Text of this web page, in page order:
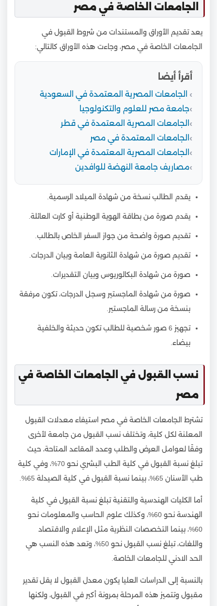
الجامعات الخاصة في مصر
يعد تقديم الأوراق والمستندات من شروط القبول في
الجامعات الخاصة في مصر، وجاءت هذه الأوراق كالتالي:
أقرأ أيضا
الجامعات المصرية المعتمدة في السعودية
جامعة مصر للعلوم والتكنولوجيا
الجامعات المصرية المعتمدة في قطر
الجامعات المعتمدة في مصر
الجامعات المصرية المعتمدة في الإمارات
مصاريف جامعة النهضة للوافدين
يقدم الطالب نسخة من شهادة الميلاد الرسمية.
يقدم صورة من بطاقة الهوية الوطنية أو كارت العائلة.
تقديم صورة واضحة من جواز السفر الخاص بالطالب.
تقديم صورة من شهادة الثانوية العامة وبيان الدرجات.
صورة من شهادة البكالوريوس وبيان التقديرات.
صورة من شهادة الماجستير وسجل الدرجات، تكون مرفقة
بنسخة من رسالة الماجستير.
تجهيز 6 صور شخصية للطالب تكون حديثة والخلفية
بيضاء.
نسب القبول في الجامعات الخاصة في
مصر
تشترط الجامعات الخاصة في مصر استيفاء معدلات القبول
المعلنة لكل كلية، وتختلف نسب القبول من جامعة لأخرى
وفقًا لعوامل العرض والطلب وعدد المقاعد المتاحة، حيث
تبلغ نسبة القبول في كلية الطب البشري نحو 70%، وفي كلية
طب الأسنان 65%، بينما نسبة القبول في كلية الصيدلة 65%.
أما الكليات الهندسية والتقنية تبلغ نسبة القبول في كلية
الهندسة نحو 60%، وكذلك علوم الحاسب والمعلومات نحو
60%، بينما التخصصات النظرية مثل الإعلام والاقتصاد
واللغات، تبلغ نسب القبول نحو 50%، وتعد هذه النسب هي
الحد الادني للجامعات الخاصة.
بالنسبة إلى الدراسات العليا يكون معدل القبول لا يقل تقدير
مقبول وتتميز هذه المرحلة بمرونة أكبر في القبول، ولكنها